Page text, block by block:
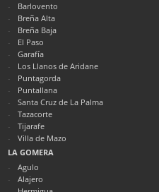
Barlovento
Breña Alta
Breña Baja
El Paso
Garafía
Los Llanos de Aridane
Puntagorda
Puntallana
Santa Cruz de La Palma
Tazacorte
Tijarafe
Villa de Mazo
LA GOMERA
Agulo
Alajero